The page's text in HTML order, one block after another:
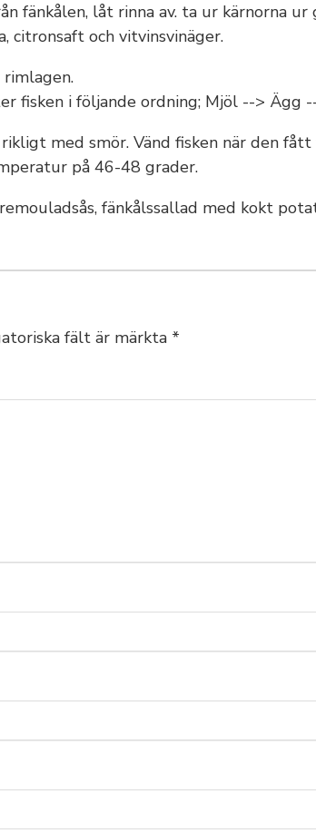
fänkålen, låt rinna av. ta ur kärnorna ur
citronsaft och vitvinsvinäger.
fisken i följande ordning; Mjöl --> Ägg
med smör. Vänd fisken när den fått
på 46-48 grader.
fänkålssallad med kokt
fält är märkta *